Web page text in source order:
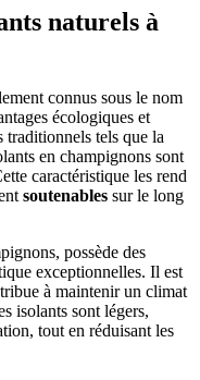
naturels à
connus sous le nom
écologiques et
traditionnels tels que la
en champignons sont
caractéristique les rend
soutenables sur le long
possède des
exceptionnelles. Il est
à maintenir un climat
isolants sont légers,
tout en réduisant les